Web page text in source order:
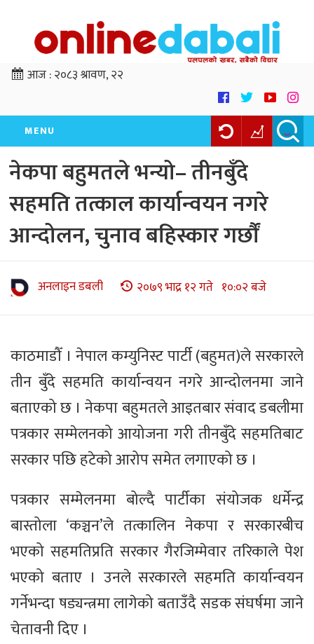
आज :२०८३ श्रावण, २२
MENU
नेकपा बहुमतले भन्यो– तीनबुँदे
सहमति तत्काल कार्यान्वयन नगरे
आन्दोलन, चुनाव बहिस्कार गर्छौं
अनलाइन डबली २०७९ भाद्र १२ गते १०:०२ बजे
काठमाडौँ । नेपाल कम्युनिस्ट पार्टी (बहुमत)ले सरकारले
तीन बुँदे सहमति कार्यान्वयन नगरे आन्दोलनमा जाने
बताएको छ । नेकपा बहुमतले आइतबार संवाद डबलीमा
पत्रकार सम्मेलनको आयोजना गरी तीनबुँदे सहमतिबाट
सरकार पछि हटेको आरोप समेत लगाएको छ ।
पत्रकार सम्मेलनमा बोल्दै पार्टीका संयोजक धर्मेन्द्र
बास्तोला ‘कञ्चन’ले तत्कालिन नेकपा र सरकारबीच
भएको सहमतिप्रति सरकार गैरजिम्मेवार तरिकाले पेश
भएको बताए । उनले सरकारले सहमति कार्यान्वयन
गर्नेभन्दा षड्यन्त्रमा लागेको बताउँदै सडक संघर्षमा जाने
चेतावनी दिए ।